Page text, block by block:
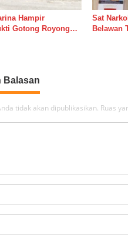
Hampir
Gotong Royong
Sat
Belawan
Balasan
tidak akan dipublikasikan. Ruas